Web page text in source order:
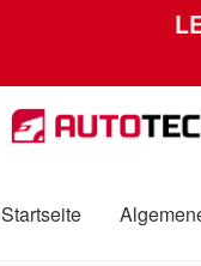
Ga
door
navigatie
Ga
naar
inhoud
Startseite